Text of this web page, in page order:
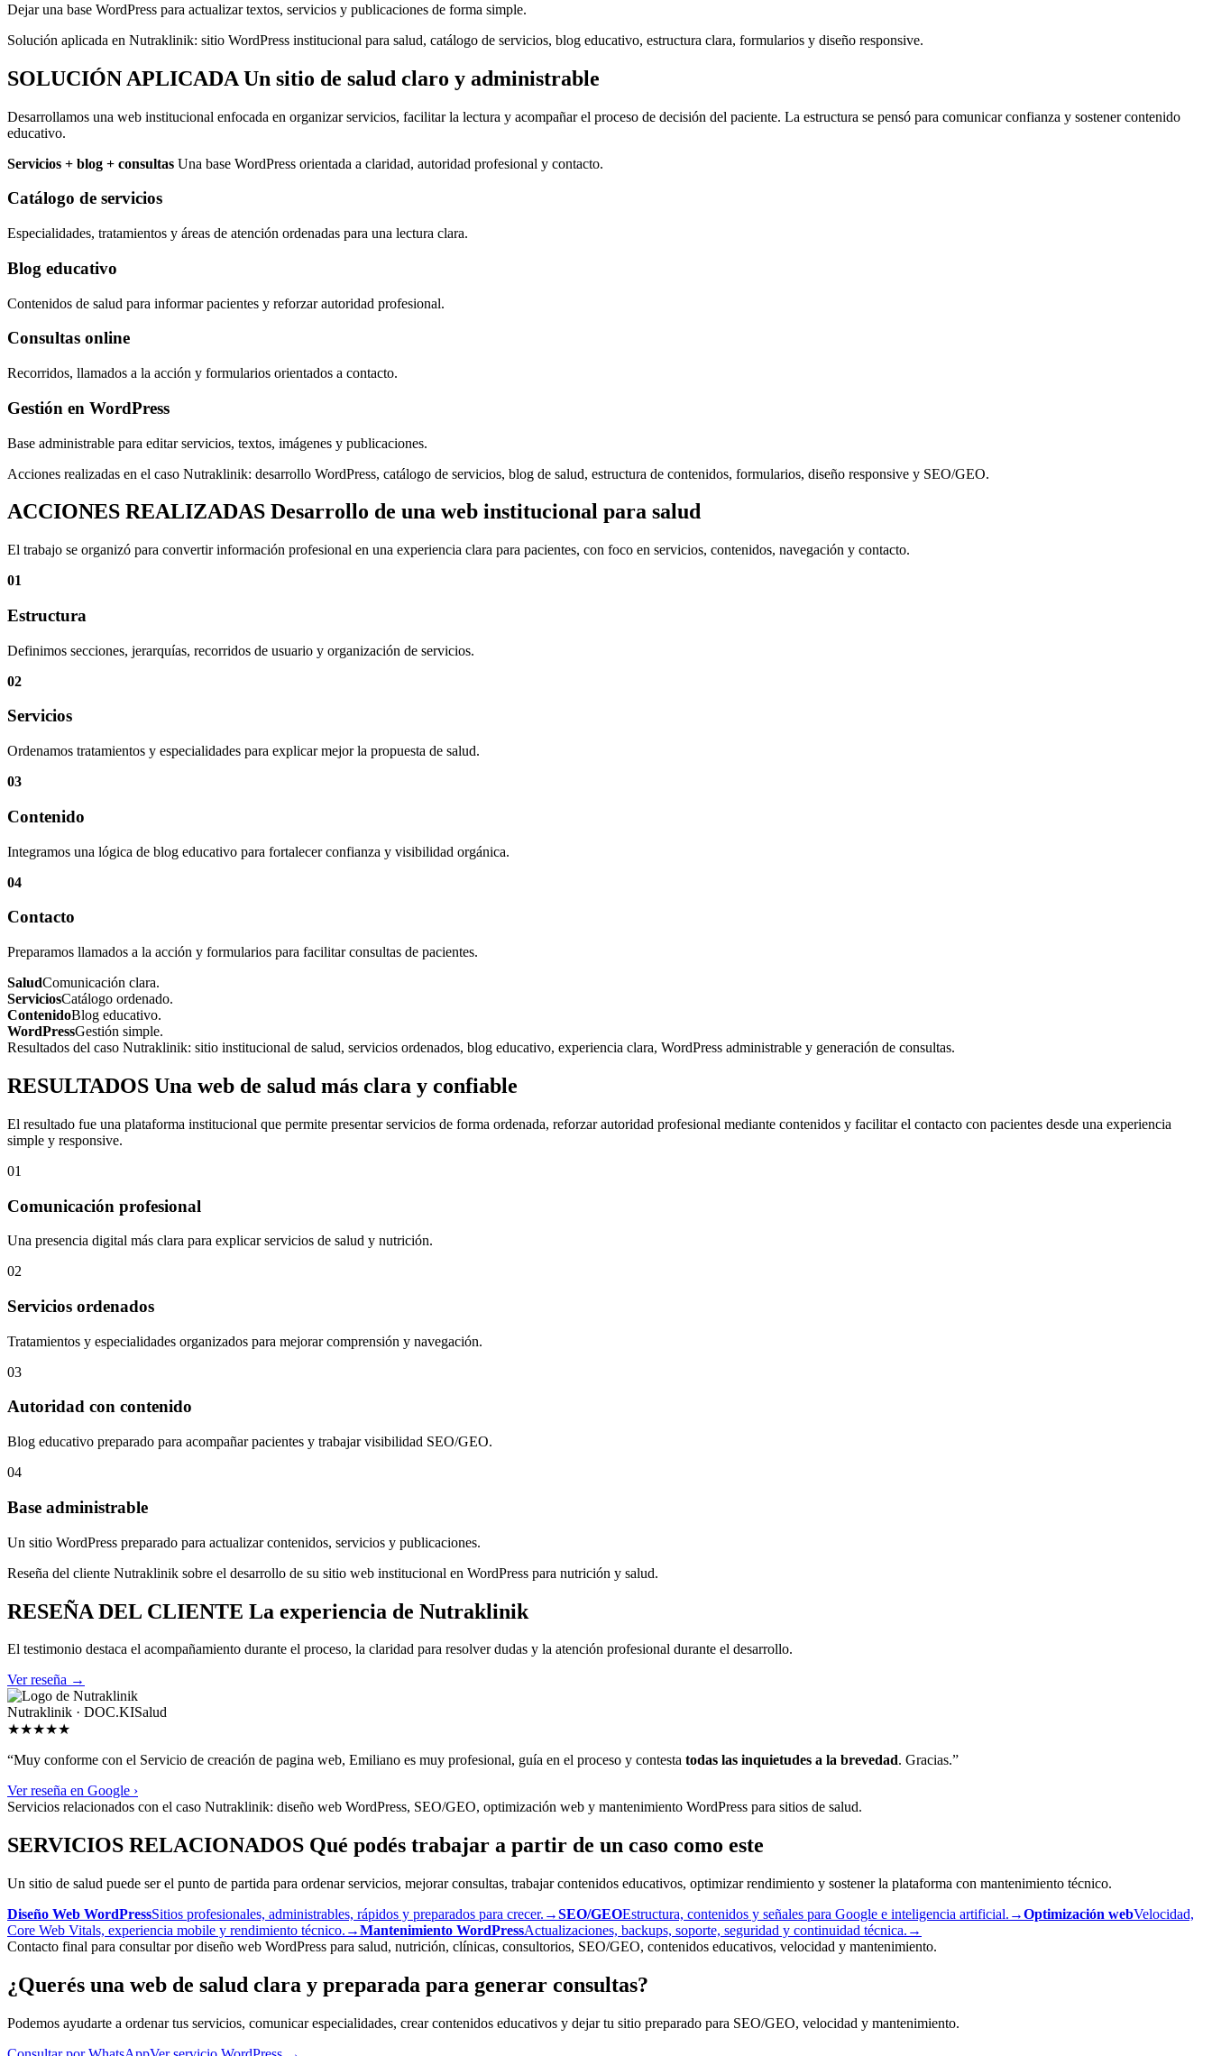
Dejar una base WordPress para actualizar textos, servicios y publicaciones de forma simple.
Solución aplicada en Nutraklinik: sitio WordPress institucional para salud, catálogo de servicios, blog educativo, estructura clara, formularios y diseño responsive.
SOLUCIÓN APLICADA Un sitio de salud claro y administrable
Desarrollamos una web institucional enfocada en organizar servicios, facilitar la lectura y acompañar el proceso de decisión del paciente. La estructura se pensó para comunicar confianza y sostener contenido
educativo.
Servicios + blog + consultas Una base WordPress orientada a claridad, autoridad profesional y contacto.
Catálogo de servicios
Especialidades, tratamientos y áreas de atención ordenadas para una lectura clara.
Blog educativo
Contenidos de salud para informar pacientes y reforzar autoridad profesional.
Consultas online
Recorridos, llamados a la acción y formularios orientados a contacto.
Gestión en WordPress
Base administrable para editar servicios, textos, imágenes y publicaciones.
Acciones realizadas en el caso Nutraklinik: desarrollo WordPress, catálogo de servicios, blog de salud, estructura de contenidos, formularios, diseño responsive y SEO/GEO.
ACCIONES REALIZADAS Desarrollo de una web institucional para salud
El trabajo se organizó para convertir información profesional en una experiencia clara para pacientes, con foco en servicios, contenidos, navegación y contacto.
01
Estructura
Definimos secciones, jerarquías, recorridos de usuario y organización de servicios.
02
Servicios
Ordenamos tratamientos y especialidades para explicar mejor la propuesta de salud.
03
Contenido
Integramos una lógica de blog educativo para fortalecer confianza y visibilidad orgánica.
04
Contacto
Preparamos llamados a la acción y formularios para facilitar consultas de pacientes.
SaludComunicación clara.
ServiciosCatálogo ordenado.
ContenidoBlog educativo.
WordPressGestión simple.
Resultados del caso Nutraklinik: sitio institucional de salud, servicios ordenados, blog educativo, experiencia clara, WordPress administrable y generación de consultas.
RESULTADOS Una web de salud más clara y confiable
El resultado fue una plataforma institucional que permite presentar servicios de forma ordenada, reforzar autoridad profesional mediante contenidos y facilitar el contacto con pacientes desde una experiencia
simple y responsive.
01
Comunicación profesional
Una presencia digital más clara para explicar servicios de salud y nutrición.
02
Servicios ordenados
Tratamientos y especialidades organizados para mejorar comprensión y navegación.
03
Autoridad con contenido
Blog educativo preparado para acompañar pacientes y trabajar visibilidad SEO/GEO.
04
Base administrable
Un sitio WordPress preparado para actualizar contenidos, servicios y publicaciones.
Reseña del cliente Nutraklinik sobre el desarrollo de su sitio web institucional en WordPress para nutrición y salud.
RESEÑA DEL CLIENTE La experiencia de Nutraklinik
El testimonio destaca el acompañamiento durante el proceso, la claridad para resolver dudas y la atención profesional durante el desarrollo.
Ver reseña →
Nutraklinik · DOC.KISalud
★★★★★
“Muy conforme con el Servicio de creación de pagina web, Emiliano es muy profesional, guía en el proceso y contesta todas las inquietudes a la brevedad. Gracias.”
Ver reseña en Google ›
Servicios relacionados con el caso Nutraklinik: diseño web WordPress, SEO/GEO, optimización web y mantenimiento WordPress para sitios de salud.
SERVICIOS RELACIONADOS Qué podés trabajar a partir de un caso como este
Un sitio de salud puede ser el punto de partida para ordenar servicios, mejorar consultas, trabajar contenidos educativos, optimizar rendimiento y sostener la plataforma con mantenimiento técnico.
Diseño Web WordPressSitios profesionales, administrables, rápidos y preparados para crecer. →SEO/GEOEstructura, contenidos y señales para Google e inteligencia artificial. →Optimización webVelocidad,
Core Web Vitals, experiencia mobile y rendimiento técnico. →Mantenimiento WordPressActualizaciones, backups, soporte, seguridad y continuidad técnica. →
Contacto final para consultar por diseño web WordPress para salud, nutrición, clínicas, consultorios, SEO/GEO, contenidos educativos, velocidad y mantenimiento.
¿Querés una web de salud clara y preparada para generar consultas?
Podemos ayudarte a ordenar tus servicios, comunicar especialidades, crear contenidos educativos y dejar tu sitio preparado para SEO/GEO, velocidad y mantenimiento.